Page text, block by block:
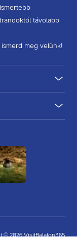
távolabb
meg velünk!
© 2026VisitBalaton365